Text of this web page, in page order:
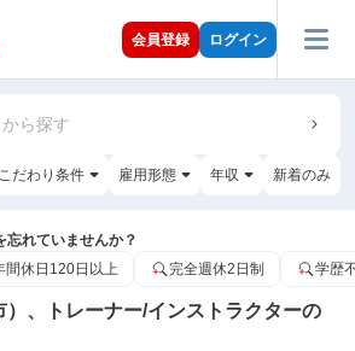
会員登録 ログイン
ら探す
こだわり条件 雇用形態 年収 新着のみ
忘れていませんか？
間休日120日以上 完全週休2日制 学歴
、トレーナー/インストラクターの